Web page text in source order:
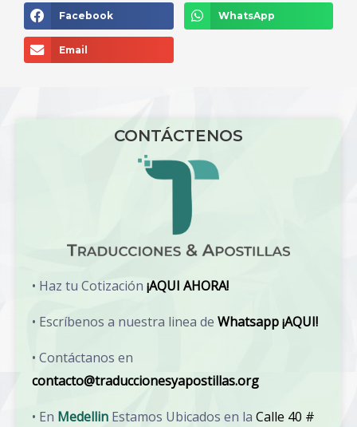
Facebook WhatsApp
Email
CONTÁCTENOS
• Haz tu Cotización ¡AQUI AHORA!
• Escríbenos a nuestra linea de Whatsapp ¡AQUI!
• Contáctanos en
contacto@traduccionesyapostillas.org
• En Medellin Estamos Ubicados en la Calle 40 #